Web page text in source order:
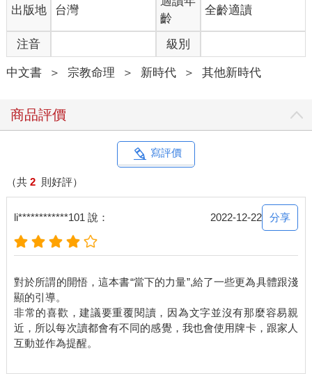
出版地 台灣
齡
全齡適讀
注音 級別
中文書 ＞ 宗教命理 ＞ 新時代 ＞ 其他新時代
商品評價
寫評價
（共 2 則好評）
li************101 說： 2022-12-22 分享
對於所謂的開悟，這本書“當下的力量”,給了一些更為具體跟淺
顯的引導。
非常的喜歡，建議要重覆閱讀，因為文字並沒有那麼容易親
近，所以每次讀都會有不同的感覺，我也會使用牌卡，跟家人
互動並作為提醒。